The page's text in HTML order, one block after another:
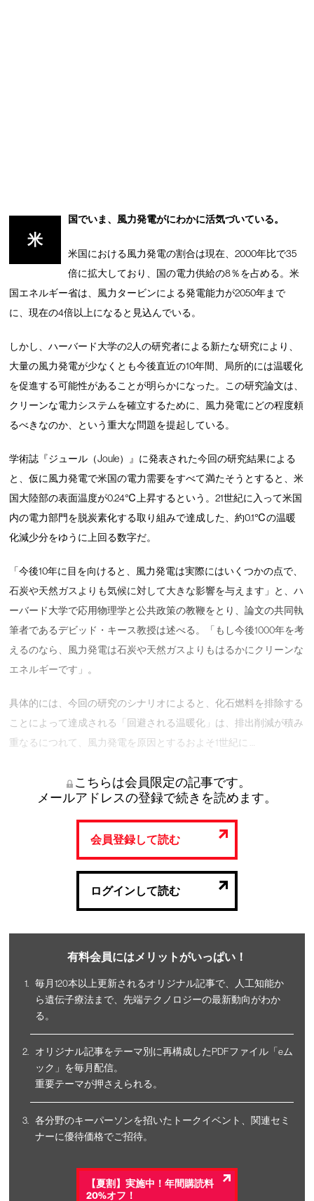
米
国でいま、風力発電がにわかに活気づいている。
米国における風力発電の割合は現在、2000年比で35
倍に拡大しており、国の電力供給の8％を占める。米
国エネルギー省は、風力タービンによる発電能力が2050年まで
に、現在の4倍以上になると見込んでいる。
しかし、ハーバード大学の2人の研究者による新たな研究により、
大量の風力発電が少なくとも今後直近の10年間、局所的には温暖化
を促進する可能性があることが明らかになった。この研究論文は、
クリーンな電力システムを確立するために、風力発電にどの程度頼
るべきなのか、という重大な問題を提起している。
学術誌『ジュール（Joule）』に発表された今回の研究結果による
と、仮に風力発電で米国の電力需要をすべて満たそうとすると、米
国大陸部の表面温度が0.24℃上昇するという。21世紀に入って米国
内の電力部門を脱炭素化する取り組みで達成した、約0.1℃の温暖
化減少分をゆうに上回る数字だ。
「今後10年に目を向けると、風力発電は実際にはいくつかの点で、
石炭や天然ガスよりも気候に対して大きな影響を与えます」と、ハ
ーバード大学で応用物理学と公共政策の教鞭をとり、論文の共同執
筆者であるデビッド・キース教授は述べる。「もし今後1000年を考
えるのなら、風力発電は石炭や天然ガスよりもはるかにクリーンな
エネルギーです」。
具体的には、今回の研究のシナリオによると、化石燃料を排除する
ことによって達成される「回避される温暖化」は、排出削減が積み
重なるにつれて、風力発電を原因とするおよそ1世紀に …
こちらは会員限定の記事です。
メールアドレスの登録で続きを読めます。
会員登録して読む
ログインして読む
有料会員にはメリットがいっぱい！
毎月120本以上更新されるオリジナル記事で、人工知能か
ら遺伝子療法まで、先端テクノロジーの最新動向がわか
る。
オリジナル記事をテーマ別に再構成したPDFファイル「eム
ック」を毎月配信。
重要テーマが押さえられる。
各分野のキーパーソンを招いたトークイベント、関連セミ
ナーに優待価格でご招待。
【夏割】実施中！年間購読料
20%オフ！